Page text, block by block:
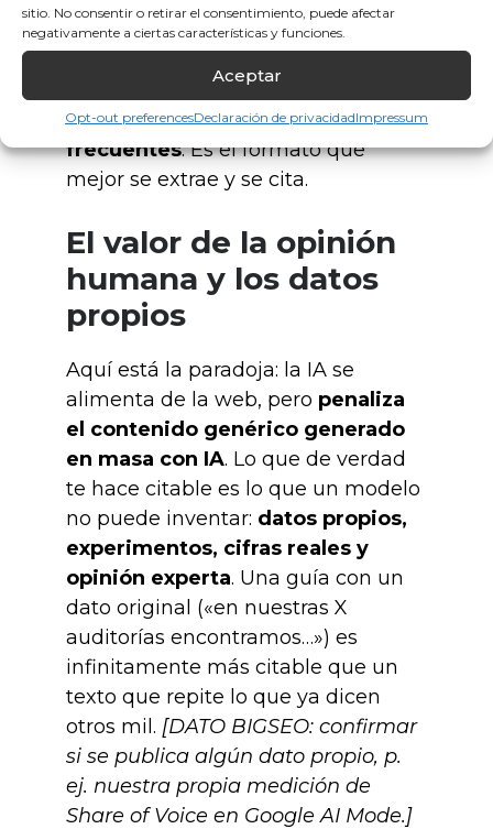
sitio. No consentir o retirar el consentimiento, puede afectar
negativamente a ciertas características y funciones.
Aceptar
Opt-out preferencesDeclaración de privacidadImpressum
palabras(como el TL;DR de esta
en forma de pregunta y cierra con
un bloque depreguntas
frecuentes. Es el formato que
mejor se extrae y se cita.
El valor de la opinión
humana y los datos
propios
Aquí está la paradoja: la IA se
alimenta de la web, pero penaliza
el contenido genérico generado
en masa con IA. Lo que de verdad
te hace citable es lo que un modelo
no puede inventar: datos propios,
experimentos, cifras reales y
opinión experta. Una guía con un
dato original («en nuestras X
auditorías encontramos…») es
infinitamente más citable que un
texto que repite lo que ya dicen
otros mil. [DATO BIGSEO: confirmar
si se publica algún dato propio, p.
ej. nuestra propia medición de
Share of Voice en Google AI Mode.]